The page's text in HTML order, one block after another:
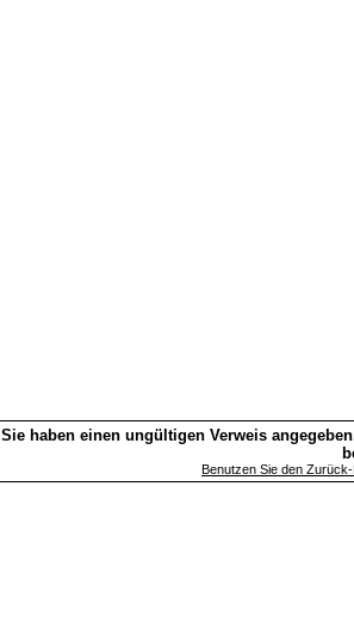
Sie haben einen ungültigen Verweis
Benutzen Sie den